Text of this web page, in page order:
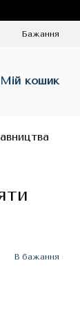
Бажання
Мій кошик
В бажання